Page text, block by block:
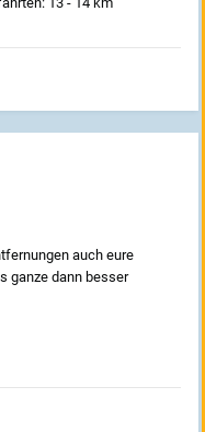
auch eure
ganze dann besser